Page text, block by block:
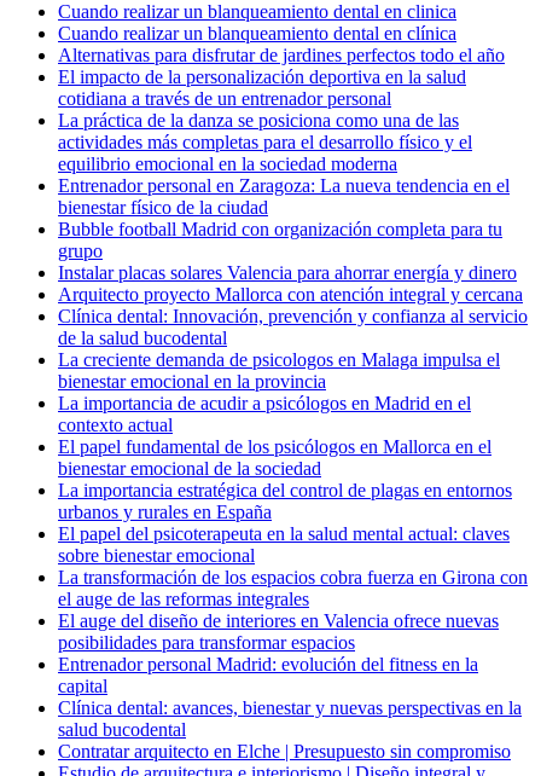
Cuando realizar un blanqueamiento dental en clinica
Cuando realizar un blanqueamiento dental en clínica
Alternativas para disfrutar de jardines perfectos todo el año
El impacto de la personalización deportiva en la salud
cotidiana a través de un entrenador personal
La práctica de la danza se posiciona como una de las
actividades más completas para el desarrollo físico y el
equilibrio emocional en la sociedad moderna
Entrenador personal en Zaragoza: La nueva tendencia en el
bienestar físico de la ciudad
Bubble football Madrid con organización completa para tu
grupo
Instalar placas solares Valencia para ahorrar energía y dinero
Arquitecto proyecto Mallorca con atención integral y cercana
Clínica dental: Innovación, prevención y confianza al servicio
de la salud bucodental
La creciente demanda de psicologos en Malaga impulsa el
bienestar emocional en la provincia
La importancia de acudir a psicólogos en Madrid en el
contexto actual
El papel fundamental de los psicólogos en Mallorca en el
bienestar emocional de la sociedad
La importancia estratégica del control de plagas en entornos
urbanos y rurales en España
El papel del psicoterapeuta en la salud mental actual: claves
sobre bienestar emocional
La transformación de los espacios cobra fuerza en Girona con
el auge de las reformas integrales
El auge del diseño de interiores en Valencia ofrece nuevas
posibilidades para transformar espacios
Entrenador personal Madrid: evolución del fitness en la
capital
Clínica dental: avances, bienestar y nuevas perspectivas en la
salud bucodental
Contratar arquitecto en Elche | Presupuesto sin compromiso